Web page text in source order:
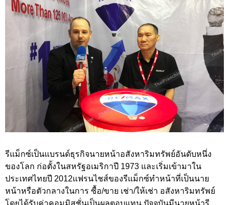
รีแม็กซ์เป็นแบรนด์ธุรกิจนายหน้าอสังหาริมทรัพย์อันดับหนึ่ง
ของโลก ก่อตั้งในสหรัฐอเมริกาปี 1973 และเริ่มเข้ามาใน
ประเทศไทยปี 2012แฟรนไชส์ของรีแม็กซ์ทำหน้าที่เป็นนาย
หน้าหรือตัวกลางในการ ซื้อ/ขาย เช่า/ให้เช่า อสังหาริมทรัพย์